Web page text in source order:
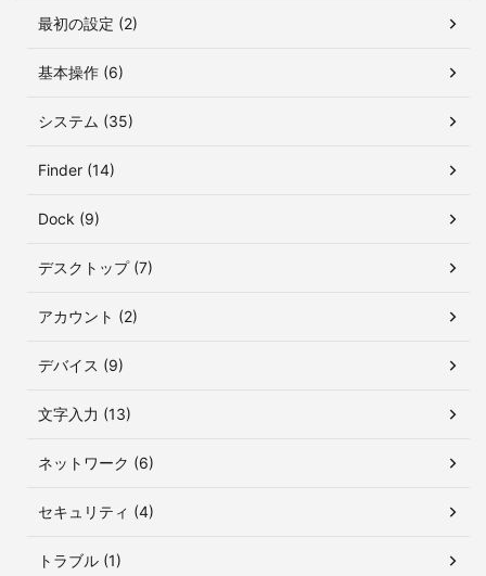
最初の設定 (2)
基本操作 (6)
システム (35)
Finder (14)
Dock (9)
デスクトップ (7)
アカウント (2)
デバイス (9)
文字入力 (13)
ネットワーク (6)
セキュリティ (4)
トラブル (1)